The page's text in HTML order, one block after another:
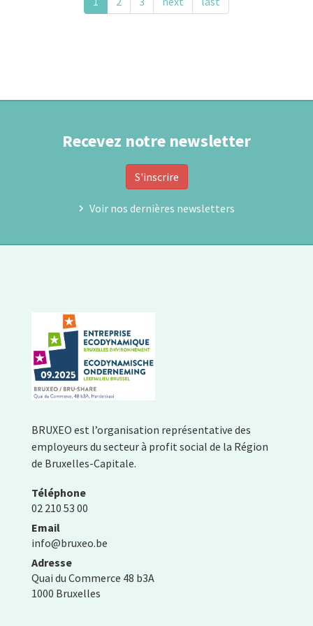
Recevez notre newsletter
S'inscrire
Voir nos dernières newsletters
BRUXEO est l’organisation représentative des
employeurs du secteur à profit social de la Région
de Bruxelles-Capitale.
Téléphone
02 210 53 00
Email
info@bruxeo.be
Adresse
Quai du Commerce 48 b3A
1000 Bruxelles